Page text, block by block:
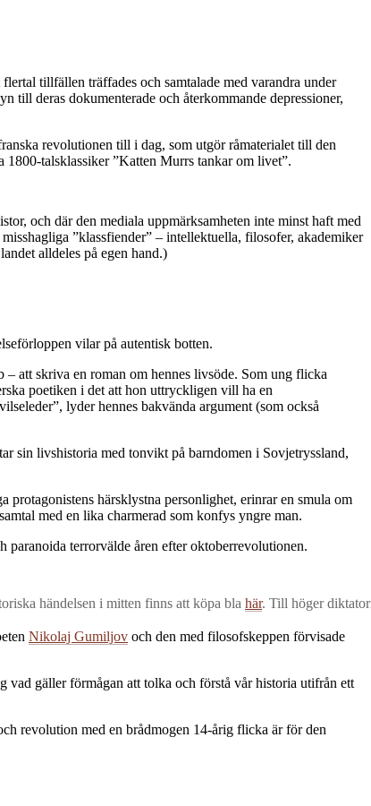
tillfällen träffades och samtalade med varandra under
till deras dokumenterade och återkommande depressioner,
revolutionen till i dag, som utgör råmaterialet till den
talsklassiker ”Katten Murrs tankar om livet”.
och där den mediala uppmärksamheten inte minst haft med
”klassfiender” – intellektuella, filosofer, akademiker
alldeles på egen hand.)
vilar på autentisk botten.
att skriva en roman om hennes livsöde. Som ung flicka
poetiken i det att hon uttryckligen vill ha en
lyder hennes bakvända argument (som också
sin livshistoria med tonvikt på barndomen i Sovjetryssland,
härsklystna personlighet, erinrar en smula om
med en lika charmerad som konfys yngre man.
terrorvälde åren efter oktoberrevolutionen.
händelsen i mitten finns att köpa bla här. Till höger
Nikolaj Gumiljov och den med filosofskeppen förvisade
vad gäller förmågan att tolka och förstå vår historia utifrån ett
revolution med en brådmogen 14-årig flicka är för den